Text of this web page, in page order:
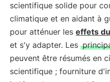
scientifique solide pour
climatique et en aidant à
pour atténuer les effets
et s'y adapter. Les
peuvent être résumés en
scientifique ; fourniture